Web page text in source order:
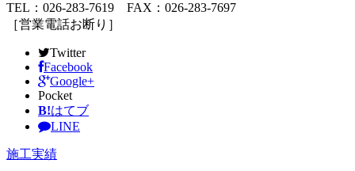
TEL：026-283-7619 FAX：026-283-7697
［営業電話お断り］
Twitter
Facebook
Google+
Pocket
B!はてブ
LINE
施工実績